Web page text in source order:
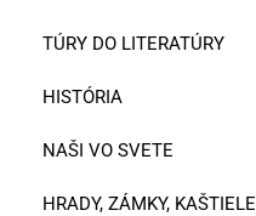
TÚRY DO LITERATÚRY
HISTÓRIA
NAŠI VO SVETE
HRADY, ZÁMKY, KAŠTIELE